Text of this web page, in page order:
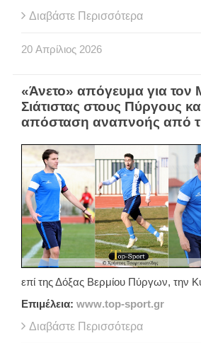
Διαβάστε Περισσότερα
20 Απρίλιος 2026
«Άνετο» απόγευμα για τον
Σιάτιστας στους Πύργους
απόσταση αναπνοής από
επί της Δόξας Βερμίου Πύργων, την
Επιμέλεια: www.top-sport.gr
Διαβάστε Περισσότερα